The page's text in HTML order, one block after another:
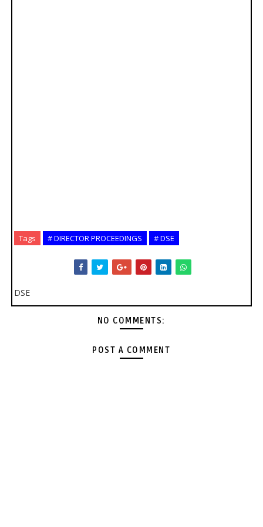
Tags # DIRECTOR PROCEEDINGS # DSE
DSE
NO COMMENTS:
POST A COMMENT